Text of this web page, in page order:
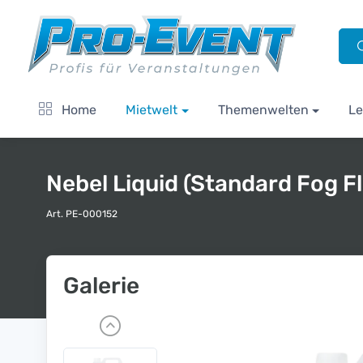
Home Mietwelt Themenwelten
Nebel Liquid (Standard Fog
Art. PE-000152
Galerie
P
r